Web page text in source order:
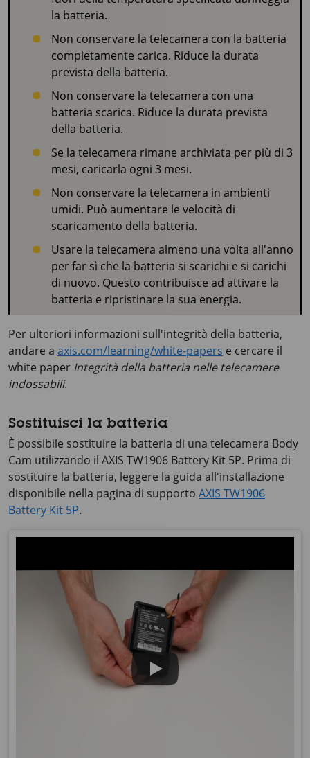
la batteria.
Non conservare la telecamera con la batteria
completamente carica. Riduce la durata
prevista della batteria.
Non conservare la telecamera con una
batteria scarica. Riduce la durata prevista
della batteria.
Se la telecamera rimane archiviata per più di 3
mesi, caricarla ogni 3 mesi.
Non conservare la telecamera in ambienti
umidi. Può aumentare le velocità di
scaricamento della batteria.
Usare la telecamera almeno una volta all'anno
per far sì che la batteria si scarichi e si carichi
di nuovo. Questo contribuisce ad attivare la
batteria e ripristinare la sua energia.
Per ulteriori informazioni sull'integrità della batteria,
andare a axis.com/learning/white-papers e cercare il
white paper Integrità della batteria nelle telecamere
indossabili.
Sostituisci la batteria
È possibile sostituire la batteria di una telecamera Body
Cam utilizzando il AXIS TW1906 Battery Kit 5P. Prima di
sostituire la batteria, leggere la guida all'installazione
disponibile nella pagina di supporto AXIS TW1906
Battery Kit 5P.